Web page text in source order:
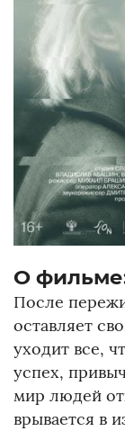
О
После
оставляет
уходит все,
успех,
мир людей
врывается в